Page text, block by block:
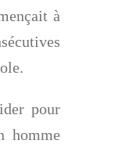
à
pour
homme